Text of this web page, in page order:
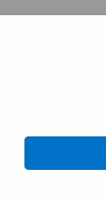
Farm
Airport